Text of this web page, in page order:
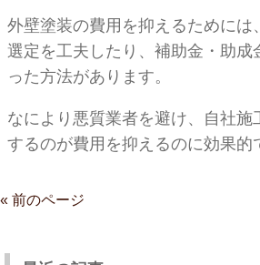
外壁塗装の費用を抑えるためには
選定を工夫したり、補助金・助成
った方法があります。
なにより悪質業者を避け、自社施
するのが費用を抑えるのに効果的
« 前のページ